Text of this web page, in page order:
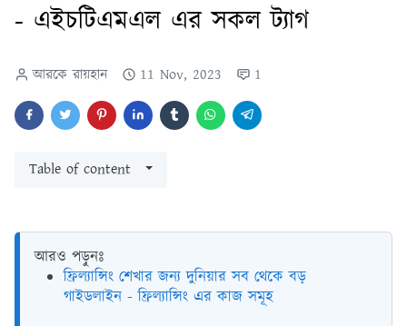
- এইচটিএমএল এর সকল ট্যাগ
আরকে রায়হান 11 Nov, 2023 1
Table of content
আরও পড়ুনঃ
ফ্রিল্যান্সিং শেখার জন্য দুনিয়ার সব থেকে বড়
গাইডলাইন - ফ্রিল্যান্সিং এর কাজ সমূহ